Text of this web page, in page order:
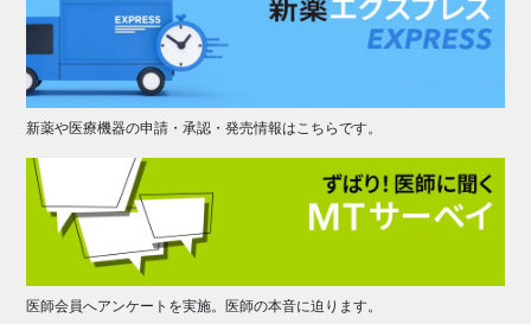
新薬や医療機器の申請・承認・発売情報はこちらです。
医師会員へアンケートを実施。医師の本音に迫ります。